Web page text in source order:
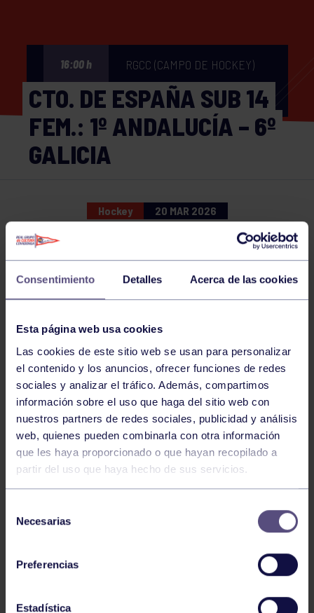
Consentimiento Detalles Acerca de las cookies
Esta página web usa cookies
Las cookies de este sitio web se usan para personalizar
el contenido y los anuncios, ofrecer funciones de redes
sociales y analizar el tráfico. Además, compartimos
información sobre el uso que haga del sitio web con
nuestros partners de redes sociales, publicidad y análisis
web, quienes pueden combinarla con otra información
que les haya proporcionado o que hayan recopilado a
partir del uso que haya hecho de sus servicios.
Necesarias
Preferencias
Estadística
16:00 h RGCC (CAMPO DE HOCKEY)
CTO. DE ESPAÑA SUB 14
FEM.: 1º ANDALUCÍA – 6º
GALICIA
Hockey 20 MAR 2026
NOTICIAS RELACIONADAS
Hockey 28 Jul 2026
ÓSCAR PALOMERO, RUMBO AL
MUNDIAL